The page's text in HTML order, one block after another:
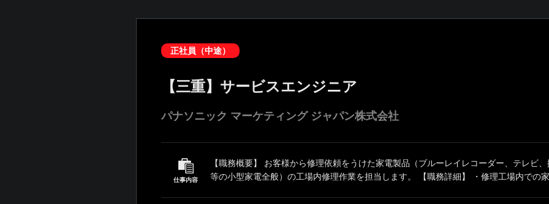
正社員（中途）
【三重】サービスエンジニア
パナソニック マーケティング ジャパン株式会社
仕事内容
【職務概要】 お客様から修理依頼をうけた家電製品（ブルーレイレコーダー、テレビ
等の小型家電全般）の工場内修理作業を担当します。 【職務詳細】 ・修理工場内での家